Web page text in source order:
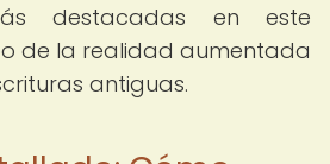
destacadas en este
de la realidad aumentada
antiguas.